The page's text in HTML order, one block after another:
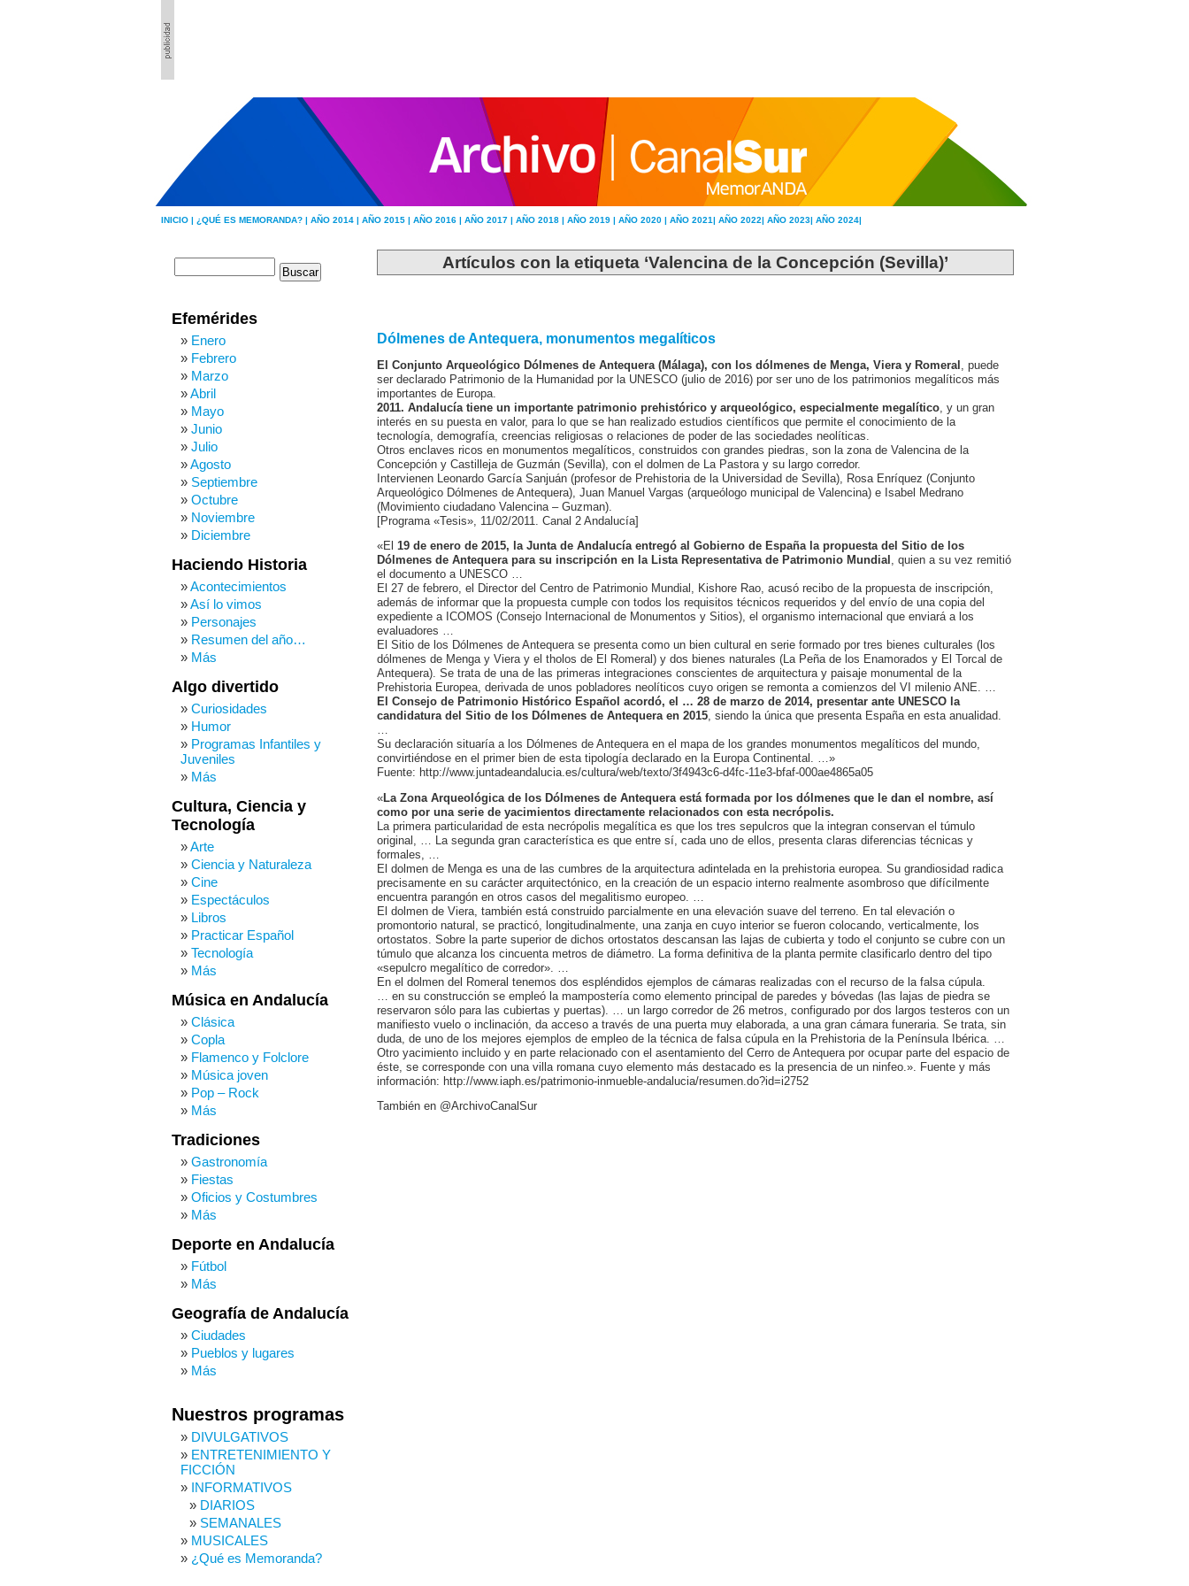
INICIO | ¿QUÉ ES MEMORANDA? | AÑO 2014 | AÑO 2015 | AÑO 2016 | AÑO 2017 | AÑO 2018 | AÑO 2019 | AÑO 2020 | AÑO 2021| AÑO 2022| AÑO 2023| AÑO 2024|
Artículos con la etiqueta ‘Valencina de la Concepción (Sevilla)’
Dólmenes de Antequera, monumentos megalíticos
El Conjunto Arqueológico Dólmenes de Antequera (Málaga), con los dólmenes de Menga, Viera y Romeral
, puede
ser declarado Patrimonio de la Humanidad por la UNESCO (julio de 2016) por ser uno de los patrimonios megalíticos más
importantes de Europa.
2011. Andalucía tiene un importante patrimonio prehistórico y arqueológico, especialmente megalítico , y un gran
interés en su puesta en valor, para lo que se han realizado estudios científicos que permite el conocimiento de la
tecnología, demografía, creencias religiosas o relaciones de poder de las sociedades neolíticas.
Otros enclaves ricos en monumentos megalíticos, construidos con grandes piedras, son la zona de Valencina de la
Concepción y Castilleja de Guzmán (Sevilla), con el dolmen de La Pastora y su largo corredor.
Intervienen Leonardo García Sanjuán (profesor de Prehistoria de la Universidad de Sevilla), Rosa Enríquez (Conjunto
Arqueológico Dólmenes de Antequera), Juan Manuel Vargas (arqueólogo municipal de Valencina) e Isabel Medrano
(Movimiento ciudadano Valencina – Guzman).
[Programa «Tesis», 11/02/2011. Canal 2 Andalucía]
«El 19 de enero de 2015, la Junta de Andalucía entregó al Gobierno de España la propuesta del Sitio de los
Dólmenes de Antequera para su inscripción en la Lista Representativa de Patrimonio Mundial , quien a su vez remitió
el documento a UNESCO …
El 27 de febrero, el Director del Centro de Patrimonio Mundial, Kishore Rao, acusó recibo de la propuesta de inscripción,
además de informar que la propuesta cumple con todos los requisitos técnicos requeridos y del envío de una copia del
expediente a ICOMOS (Consejo Internacional de Monumentos y Sitios), el organismo internacional que enviará a los
evaluadores …
El Sitio de los Dólmenes de Antequera se presenta como un bien cultural en serie formado por tres bienes culturales (los
dólmenes de Menga y Viera y el tholos de El Romeral) y dos bienes naturales (La Peña de los Enamorados y El Torcal de
Antequera). Se trata de una de las primeras integraciones conscientes de arquitectura y paisaje monumental de la
Prehistoria Europea, derivada de unos pobladores neolíticos cuyo origen se remonta a comienzos del VI milenio ANE. …
El Consejo de Patrimonio Histórico Español acordó, el … 28 de marzo de 2014, presentar ante UNESCO la
candidatura del Sitio de los Dólmenes de Antequera en 2015, siendo la única que presenta España en esta anualidad.
…
Su declaración situaría a los Dólmenes de Antequera en el mapa de los grandes monumentos megalíticos del mundo,
convirtiéndose en el primer bien de esta tipología declarado en la Europa Continental. …»
Fuente: http://www.juntadeandalucia.es/cultura/web/texto/3f4943c6-d4fc-11e3-bfaf-000ae4865a05
« La Zona Arqueológica de los Dólmenes de Antequera está formada por los dólmenes que le dan el nombre, así
como por una serie de yacimientos directamente relacionados con esta necrópolis.
La primera particularidad de esta necrópolis megalítica es que los tres sepulcros que la integran conservan el túmulo
original, … La segunda gran característica es que entre sí, cada uno de ellos, presenta claras diferencias técnicas y
formales, …
El dolmen de Menga es una de las cumbres de la arquitectura adintelada en la prehistoria europea. Su grandiosidad radica
precisamente en su carácter arquitectónico, en la creación de un espacio interno realmente asombroso que difícilmente
encuentra parangón en otros casos del megalitismo europeo. …
El dolmen de Viera, también está construido parcialmente en una elevación suave del terreno. En tal elevación o
promontorio natural, se practicó, longitudinalmente, una zanja en cuyo interior se fueron colocando, verticalmente, los
ortostatos. Sobre la parte superior de dichos ortostatos descansan las lajas de cubierta y todo el conjunto se cubre con un
túmulo que alcanza los cincuenta metros de diámetro. La forma definitiva de la planta permite clasificarlo dentro del tipo
«sepulcro megalítico de corredor». …
En el dolmen del Romeral tenemos dos espléndidos ejemplos de cámaras realizadas con el recurso de la falsa cúpula.
… en su construcción se empleó la mampostería como elemento principal de paredes y bóvedas (las lajas de piedra se
reservaron sólo para las cubiertas y puertas). … un largo corredor de 26 metros, configurado por dos largos testeros con un
manifiesto vuelo o inclinación, da acceso a través de una puerta muy elaborada, a una gran cámara funeraria. Se trata, sin
duda, de uno de los mejores ejemplos de empleo de la técnica de falsa cúpula en la Prehistoria de la Península Ibérica. …
Otro yacimiento incluido y en parte relacionado con el asentamiento del Cerro de Antequera por ocupar parte del espacio de
éste, se corresponde con una villa romana cuyo elemento más destacado es la presencia de un ninfeo.». Fuente y más
información: http://www.iaph.es/patrimonio-inmueble-andalucia/resumen.do?id=i2752
También en @ArchivoCanalSur
Efemérides
Enero
Febrero
Marzo
Abril
Mayo
Junio
Julio
Agosto
Septiembre
Octubre
Noviembre
Diciembre
Haciendo Historia
Acontecimientos
Así lo vimos
Personajes
Resumen del año…
Más
Algo divertido
Curiosidades
Humor
Programas Infantiles y
Juveniles
Más
Cultura, Ciencia y
Tecnología
Arte
Ciencia y Naturaleza
Cine
Espectáculos
Libros
Practicar Español
Tecnología
Más
Música en Andalucía
Clásica
Copla
Flamenco y Folclore
Música joven
Pop – Rock
Más
Tradiciones
Gastronomía
Fiestas
Oficios y Costumbres
Más
Deporte en Andalucía
Fútbol
Más
Geografía de Andalucía
Ciudades
Pueblos y lugares
Más
Nuestros programas
DIVULGATIVOS
ENTRETENIMIENTO Y
FICCIÓN
INFORMATIVOS
DIARIOS
SEMANALES
MUSICALES
¿Qué es Memoranda?